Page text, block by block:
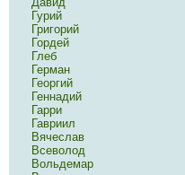
Гурий
Григорий
Гордей
Глеб
Герман
Георгий
Геннадий
Гарри
Гавриил
Вячеслав
Всеволод
Вольдемар